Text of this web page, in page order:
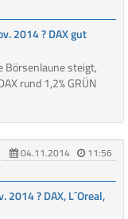
2014 ? DAX gut
Börsenlaune steigt,
rund 1,2% GRÜN
04.11.2014
11:56
2014 ? DAX, L´Oreal,